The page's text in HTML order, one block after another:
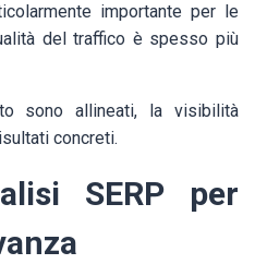
importante per le
del traffico è spesso più
sono allineati, la visibilità
concreti.
SERP per